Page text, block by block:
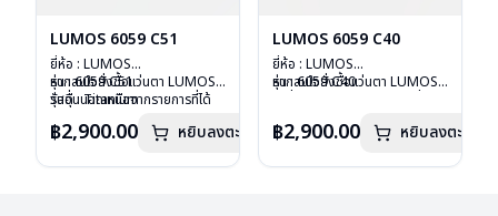
LUMOS 6059 C51
ยี่ห้อ : LUMOS
รุ่น : 6059 C51
วัสดุ : Titanium
บานพับ : ไม่มีสปริง
อุปกรณ์ : กล่องแว่น , ผ้าเช็ดแว่น
หากสนใจสั่งชื้อแว่นตา LUMOS
รุ่นอื่นนอกเหนือจากรายการที่ได้
฿2,900.00 หยิบลงตะกร้า
LUMOS 6059 C40
ยี่ห้อ : LUMOS
รุ่น : 6059 C40
บานพับ : ไม่มีสปริง
อุปกรณ์ : กล่องแว่น , ผ้าเช็ดแว่น
หากสนใจสั่งชื้อแว่นตา LUMOS
฿2,900.00 หยิบลงตะกร้า